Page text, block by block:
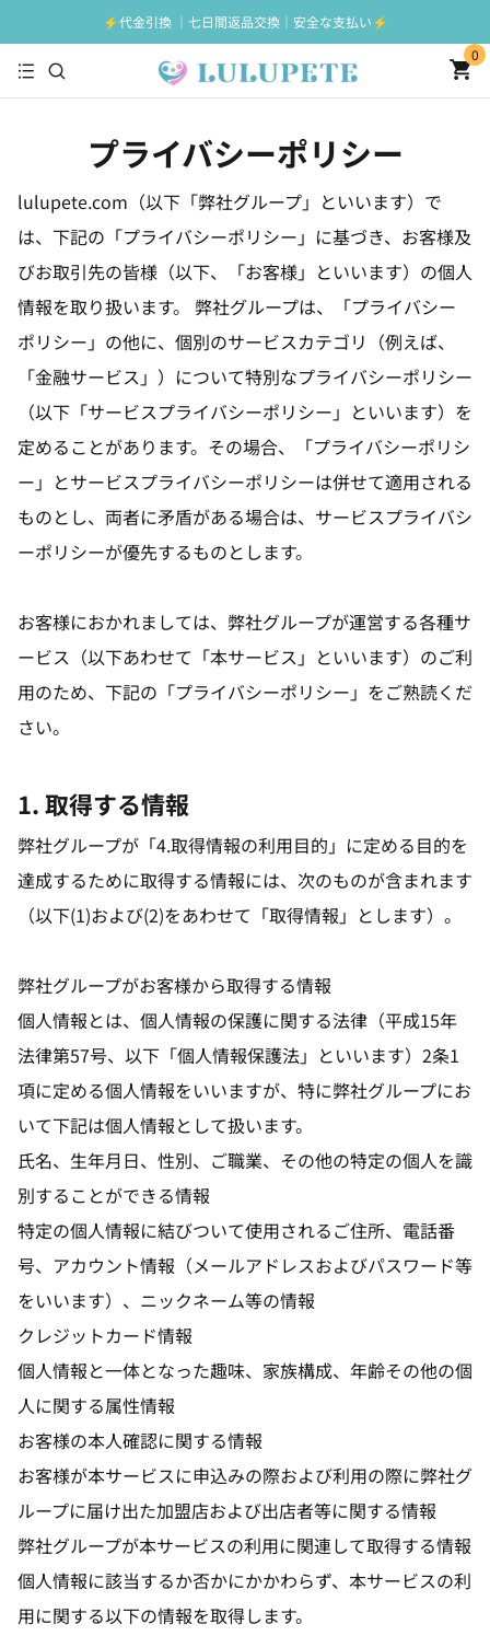
⚡️代金引換 ｜七日間返品交換｜安全な支払い⚡️
0
プライバシーポリシー
lulupete.com（以下「弊社グループ」といいます）で
は、下記の「プライバシーポリシー」に基づき、お客様及
びお取引先の皆様（以下、「お客様」といいます）の個人
情報を取り扱います。 弊社グループは、「プライバシー
ポリシー」の他に、個別のサービスカテゴリ（例えば、
「金融サービス」）について特別なプライバシーポリシー
（以下「サービスプライバシーポリシー」といいます）を
定めることがあります。その場合、「プライバシーポリシ
ー」とサービスプライバシーポリシーは併せて適用される
ものとし、両者に矛盾がある場合は、サービスプライバシ
ーポリシーが優先するものとします。
お客様におかれましては、弊社グループが運営する各種サ
ービス（以下あわせて「本サービス」といいます）のご利
用のため、下記の「プライバシーポリシー」をご熟読くだ
さい。
1. 取得する情報
弊社グループが「4.取得情報の利用目的」に定める目的を
達成するために取得する情報には、次のものが含まれます
（以下(1)および(2)をあわせて「取得情報」とします）。
弊社グループがお客様から取得する情報
個人情報とは、個人情報の保護に関する法律（平成15年
法律第57号、以下「個人情報保護法」といいます）2条1
項に定める個人情報をいいますが、特に弊社グループにお
いて下記は個人情報として扱います。
氏名、生年月日、性別、ご職業、その他の特定の個人を識
別することができる情報
特定の個人情報に結びついて使用されるご住所、電話番
号、アカウント情報（メールアドレスおよびパスワード等
をいいます）、ニックネーム等の情報
クレジットカード情報
個人情報と一体となった趣味、家族構成、年齢その他の個
人に関する属性情報
お客様の本人確認に関する情報
お客様が本サービスに申込みの際および利用の際に弊社グ
ループに届け出た加盟店および出店者等に関する情報
弊社グループが本サービスの利用に関連して取得する情報
個人情報に該当するか否かにかかわらず、本サービスの利
用に関する以下の情報を取得します。